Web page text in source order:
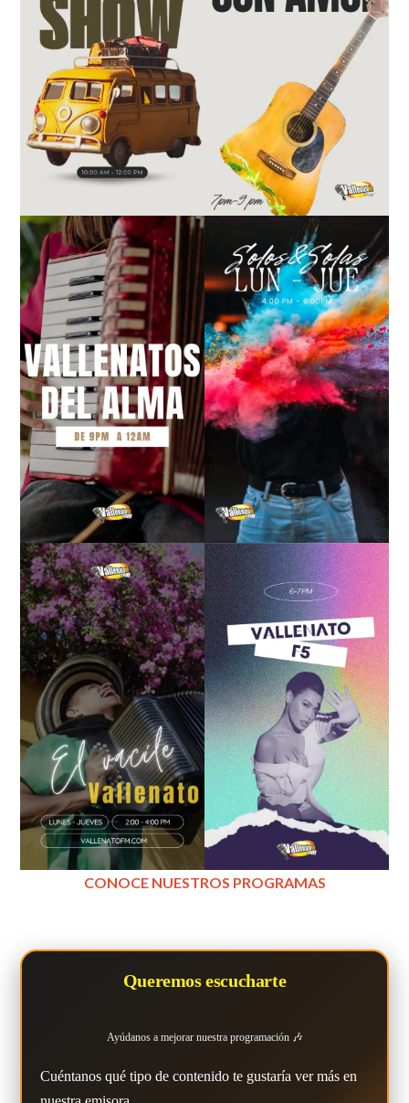
CONOCE NUESTROS PROGRAMAS
Queremos escucharte
Ayúdanos a mejorar nuestra programación 🎶
Cuéntanos qué tipo de contenido te gustaría ver más en